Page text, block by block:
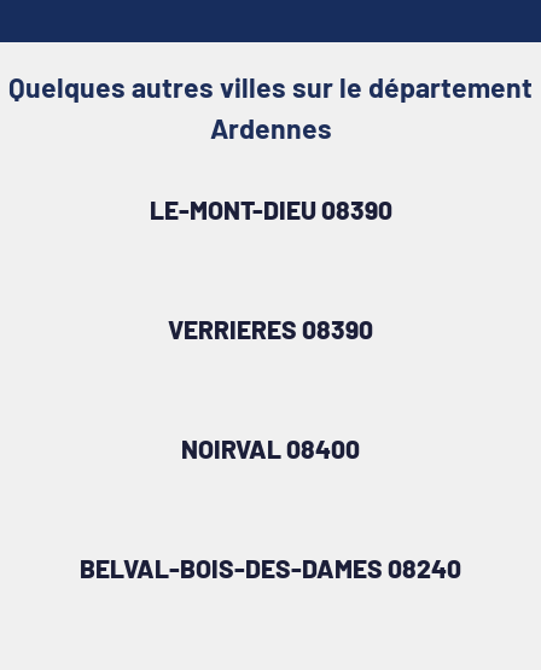
Quelques autres villes sur le département
Ardennes
LE-MONT-DIEU 08390
VERRIERES 08390
NOIRVAL 08400
BELVAL-BOIS-DES-DAMES 08240